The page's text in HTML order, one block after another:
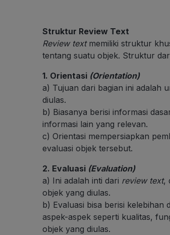
Struktur Review Text
Review textmemiliki struktur
tentang suatu objek. Struktur
1. Orientasi (Orientation)
a) Tujuan dari bagian ini adalah
diulas.
b) Biasanya berisi informasi
informasi lain yang relevan.
c) Orientasi mempersiapkan
evaluasi objek tersebut.
2. Evaluasi (Evaluation)
a) Ini adalah inti dari review text,
objek yang diulas.
b) Evaluasi bisa berisi
aspek-aspek seperti kualitas,
objek yang diulas.